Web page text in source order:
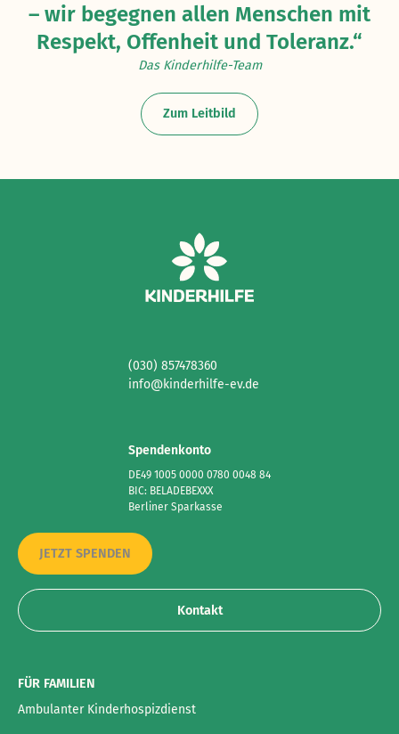
– wir begegnen allen Menschen mit
Respekt, Offenheit und Toleranz.“
Das Kinderhilfe-Team
Zum Leitbild
(030) 857478360
info@kinderhilfe-ev.de
Spendenkonto
DE49 1005 0000 0780 0048 84
BIC: BELADEBEXXX
Berliner Sparkasse
JETZT SPENDEN
Kontakt
FÜR FAMILIEN
Ambulanter Kinderhospizdienst